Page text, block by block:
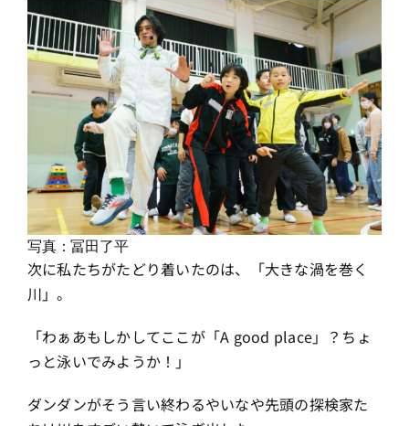
写真：冨田了平
次に私たちがたどり着いたのは、「大きな渦を巻く
川」。
「わぁあもしかしてここが「A good place」？ちょ
っと泳いでみようか！」
ダンダンがそう言い終わるやいなや先頭の探検家た